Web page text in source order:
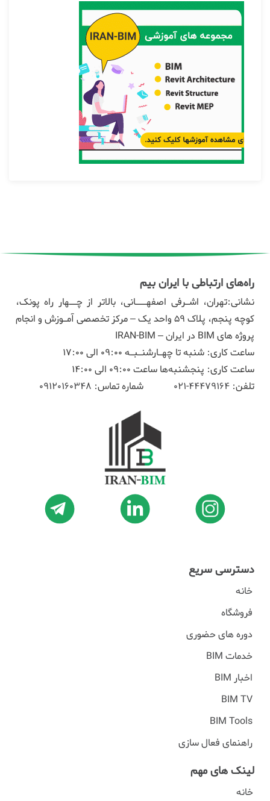
راه‌های ارتباطی با ایران بیم
نشانی:تهران، اشـرفی اصفهـــانی، بالاتر از چــهار راه پونک،
کوچه پنجم، پلاک ۵۹ واحد یک – مرکز تخصصی آمـوزش و انجام
پروژه های BIM در ایران – IRAN-BIM
ساعت کاری: شنبه تا چهـارشنـبـه 09:00 الی 17:00
ساعت کاری: پنجشنبه‌ها ساعت 09:00 الی 14:00
تلفن: 44479164-021 شماره تماس: 09120160348
دسترسی سریع
خانه
فروشگاه
دوره های حضوری
خدمات BIM
اخبار BIM
BIM TV
BIM Tools
راهنمای فعال سازی
لینک های مهم
خانه